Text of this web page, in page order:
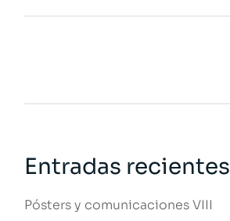
Entradas recientes
Pósters y comunicaciones VIII